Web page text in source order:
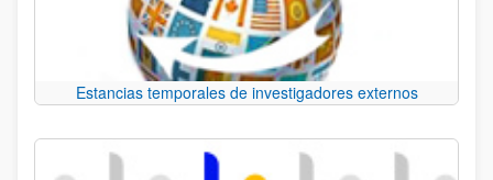
Estancias temporales de investigadores externos